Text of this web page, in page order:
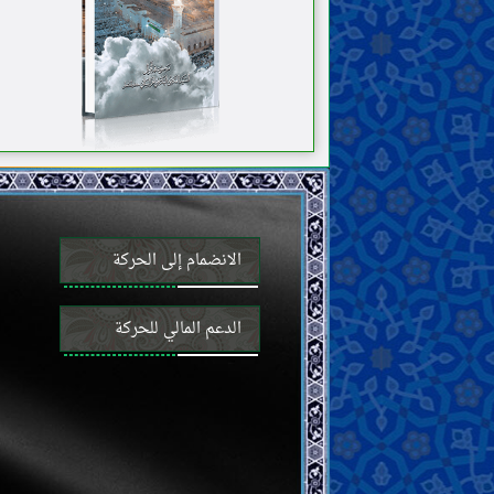
الانضمام إلى الحركة
الدعم المالي للحركة